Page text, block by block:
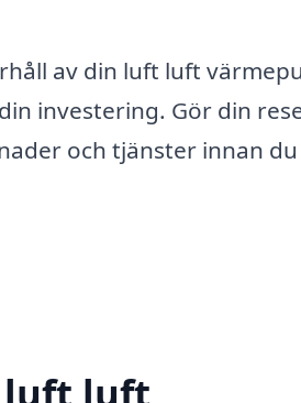
av din luft luft
investering. Gör din
och tjänster innan du